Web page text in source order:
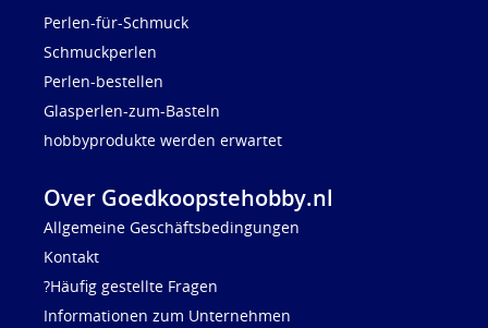
Perlen-für-Schmuck
Schmuckperlen
Perlen-bestellen
Glasperlen-zum-Basteln
hobbyprodukte werden erwartet
Over Goedkoopstehobby.nl
Allgemeine Geschäftsbedingungen
Kontakt
?Häufig gestellte Fragen
Informationen zum Unternehmen